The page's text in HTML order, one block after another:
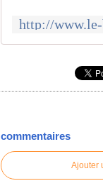
commentaires
Ajouter